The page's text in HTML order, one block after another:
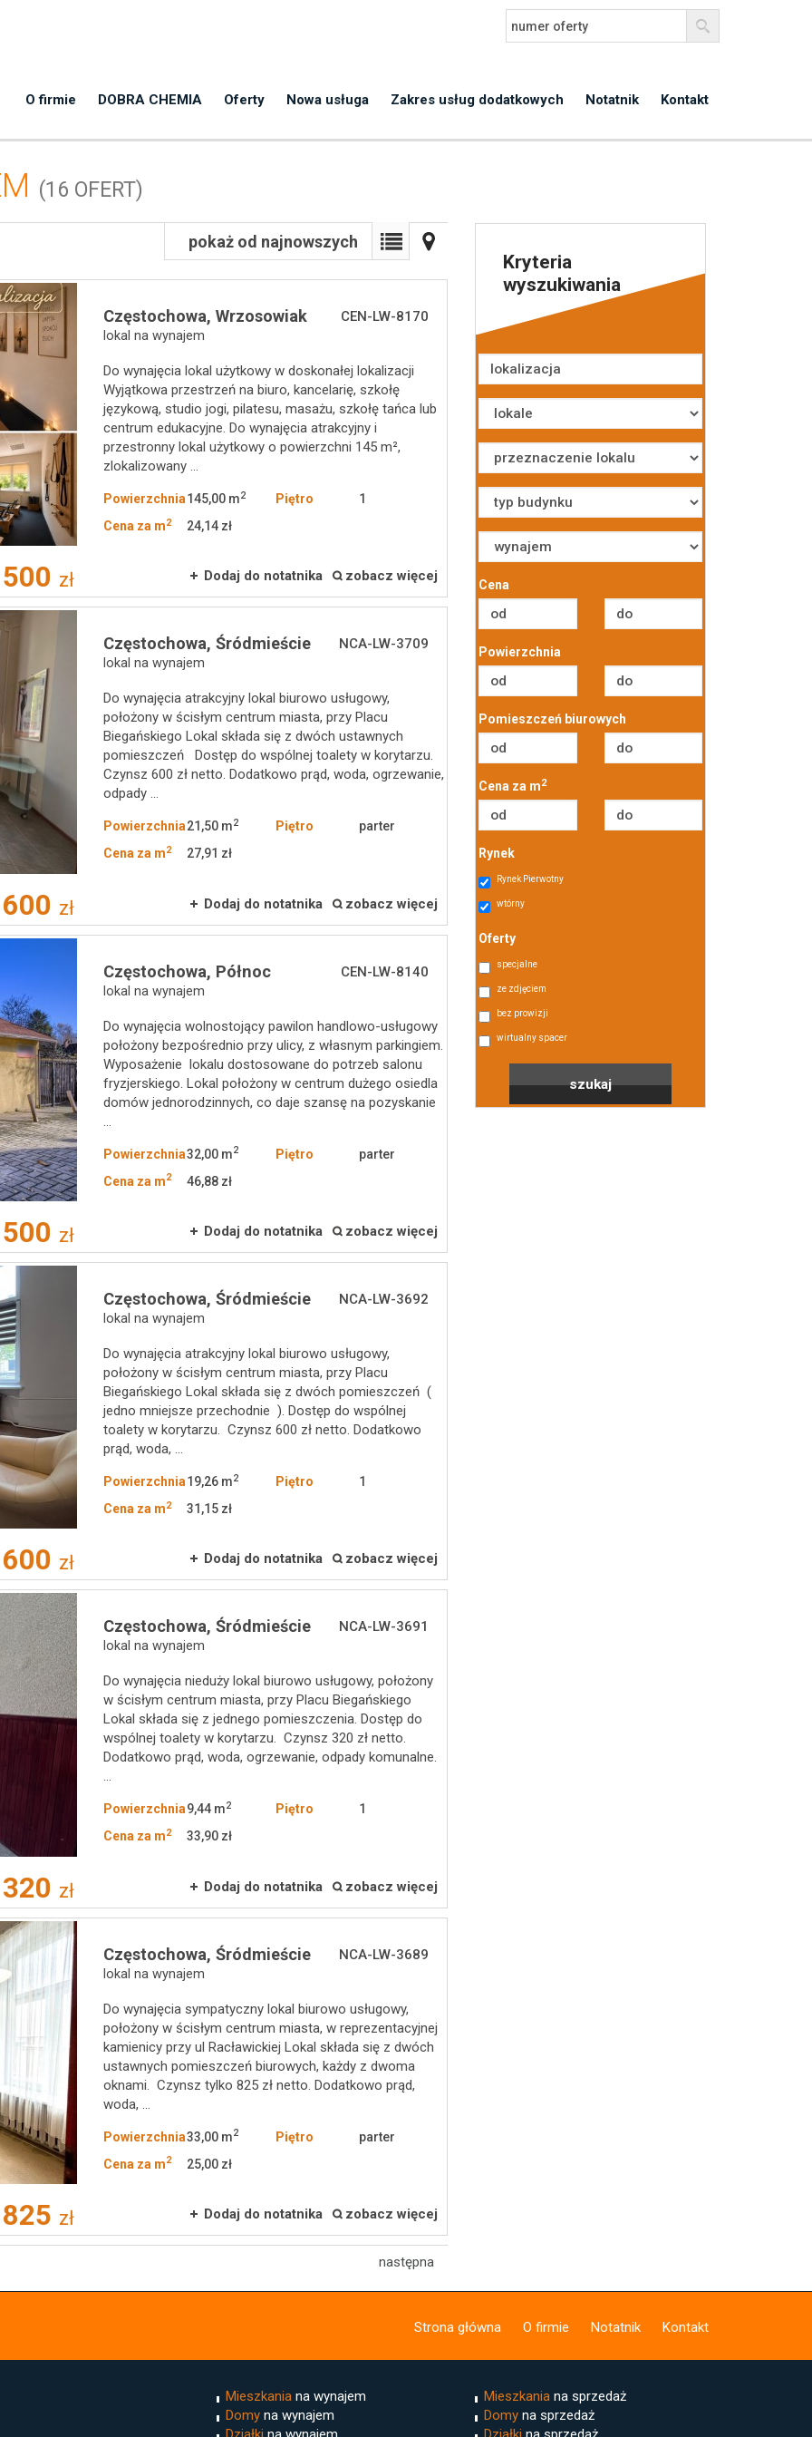
O firmie DOBRA CHEMIA Oferty Nowa usługa Zakres usług dodatkowych Notatnik Kontakt
(16 OFERT)
pokaż od najnowszych
Częstochowa, Wrzosowiak
lokal na wynajem
CEN-LW-8170
Do wynajęcia lokal użytkowy w doskonałej lokalizacji
Wyjątkowa przestrzeń na biuro, kancelarię, szkołę
językową, studio jogi, pilatesu, masażu, szkołę tańca lub
centrum edukacyjne. Do wynajęcia atrakcyjny i
przestronny lokal użytkowy o powierzchni 145 m²,
zlokalizowany ...
Powierzchnia145,00 m2 Piętro
1
Cena za m2 24,14 zł
zł Dodaj do notatnika zobacz więcej
Częstochowa, Śródmieście
lokal na wynajem
NCA-LW-3709
Do wynajęcia atrakcyjny lokal biurowo usługowy,
położony w ścisłym centrum miasta, przy Placu
Biegańskiego Lokal składa się z dwóch ustawnych
pomieszczeń Dostęp do wspólnej toalety w korytarzu.
Czynsz 600 zł netto. Dodatkowo prąd, woda, ogrzewanie,
odpady ...
Powierzchnia21,50 m2 Piętro
parter
Cena za m2 27,91 zł
zł Dodaj do notatnika zobacz więcej
Częstochowa, Północ
lokal na wynajem
CEN-LW-8140
Do wynajęcia wolnostojący pawilon handlowo-usługowy
położony bezpośrednio przy ulicy, z własnym parkingiem.
Wyposażenie lokalu dostosowane do potrzeb salonu
fryzjerskiego. Lokal położony w centrum dużego osiedla
domów jednorodzinnych, co daje szansę na pozyskanie
...
Powierzchnia32,00 m2 Piętro
parter
Cena za m2 46,88 zł
zł Dodaj do notatnika zobacz więcej
Częstochowa, Śródmieście
lokal na wynajem
NCA-LW-3692
Do wynajęcia atrakcyjny lokal biurowo usługowy,
położony w ścisłym centrum miasta, przy Placu
Biegańskiego Lokal składa się z dwóch pomieszczeń (
jedno mniejsze przechodnie ). Dostęp do wspólnej
toalety w korytarzu. Czynsz 600 zł netto. Dodatkowo
prąd, woda, ...
Powierzchnia19,26 m2 Piętro
1
Cena za m2 31,15 zł
zł Dodaj do notatnika zobacz więcej
Częstochowa, Śródmieście
lokal na wynajem
NCA-LW-3691
Do wynajęcia nieduży lokal biurowo usługowy, położony
w ścisłym centrum miasta, przy Placu Biegańskiego
Lokal składa się z jednego pomieszczenia. Dostęp do
wspólnej toalety w korytarzu. Czynsz 320 zł netto.
Dodatkowo prąd, woda, ogrzewanie, odpady komunalne.
...
Powierzchnia9,44 m2 Piętro
1
Cena za m2 33,90 zł
zł Dodaj do notatnika zobacz więcej
Częstochowa, Śródmieście
lokal na wynajem
NCA-LW-3689
Do wynajęcia sympatyczny lokal biurowo usługowy,
położony w ścisłym centrum miasta, w reprezentacyjnej
kamienicy przy ul Racławickiej Lokal składa się z dwóch
ustawnych pomieszczeń biurowych, każdy z dwoma
oknami. Czynsz tylko 825 zł netto. Dodatkowo prąd,
woda, ...
Powierzchnia33,00 m2 Piętro
parter
Cena za m2 25,00 zł
zł Dodaj do notatnika zobacz więcej
następna
Kryteria
wyszukiwania
Cena
Powierzchnia
Pomieszczeń biurowych
Cena za m2
Rynek
Rynek Pierwotny
wtórny
Oferty
specjalne
ze zdjęciem
bez prowizji
wirtualny spacer
Strona główna O firmie Notatnik Kontakt
Mieszkania na wynajem
Domy na wynajem
Mieszkania na sprzedaż
Domy na sprzedaż